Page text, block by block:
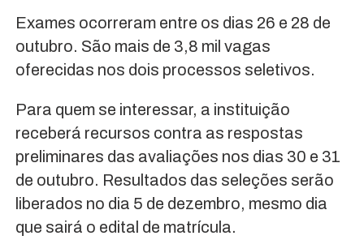
Exames ocorreram entre os dias 26 e 28 de
outubro. São mais de 3,8 mil vagas
oferecidas nos dois processos seletivos.
Para quem se interessar, a instituição
receberá recursos contra as respostas
preliminares das avaliações nos dias 30 e 31
de outubro. Resultados das seleções serão
liberados no dia 5 de dezembro, mesmo dia
que sairá o edital de matrícula.